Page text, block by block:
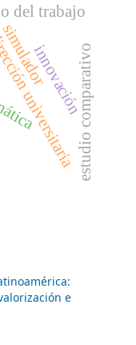
estudio comparativo
del trabajo
innovación
e